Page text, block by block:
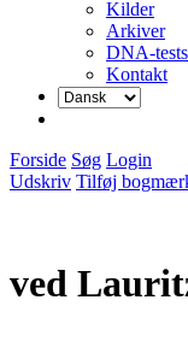
Kilder
Arkiver
DNA-tests
Kontakt
Forside Søg Login
Udskriv Tilføj
ved